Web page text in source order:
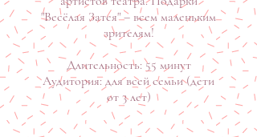
"Весёлая Затея" – всем маленьким
зрителям!
Длительность: 55 минут
Аудитория: для всей семьи (дети
от 3 лет)